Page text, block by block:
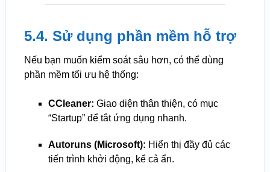
5.4. Sử dụng phần mềm hỗ trợ
Nếu bạn muốn kiểm soát sâu hơn, có thể dùng
phần mềm tối ưu hệ thống:
CCleaner: Giao diện thân thiện, có mục
“Startup” để tắt ứng dụng nhanh.
Autoruns (Microsoft): Hiển thị đầy đủ các
tiến trình khởi động, kể cả ẩn.